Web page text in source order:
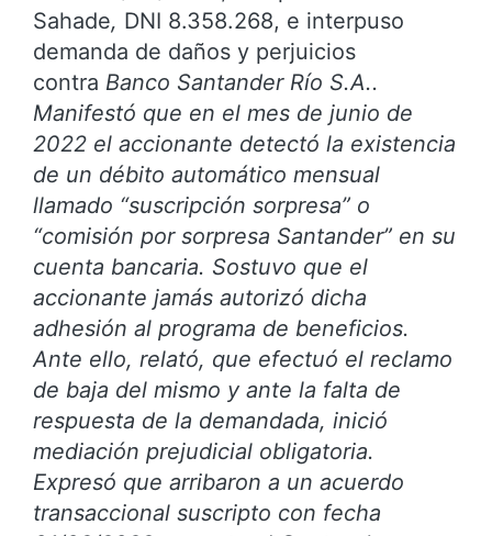
Sahade, DNI 8.358.268, e interpuso
demanda de daños y perjuicios
contra Banco Santander Río S.A..
Manifestó que en el mes de junio de
2022 el accionante detectó la existencia
de un débito automático mensual
llamado “suscripción sorpresa” o
“comisión por sorpresa Santander” en su
cuenta bancaria. Sostuvo que el
accionante jamás autorizó dicha
adhesión al programa de beneficios.
Ante ello, relató, que efectuó el reclamo
de baja del mismo y ante la falta de
respuesta de la demandada, inició
mediación prejudicial obligatoria.
Expresó que arribaron a un acuerdo
transaccional suscripto con fecha